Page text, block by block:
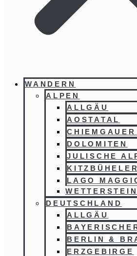
WANDERN
ALPEN
ALLGÄU
AOSTATAL
CHIEMGAUER
DOLOMITEN
JULISCHE
LAGO
DEUTSCHLAND
ALLGÄU
BERLIN &
ERZGEBIRGE